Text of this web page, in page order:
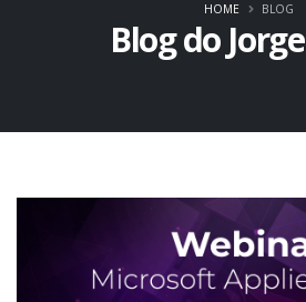
Blog do
HOME BLOG